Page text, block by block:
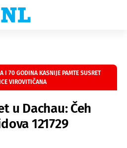
I 70 GODINA KASNIJE PAMTE SUSRET
VIROVITIČANA
u Dachau: Čeh
121729